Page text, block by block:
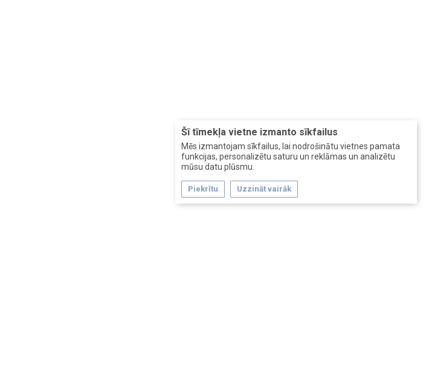
Šī tīmekļa vietne izmanto sīkfailus
Mēs izmantojam sīkfailus, lai nodrošinātu vietnes pamata
funkcijas, personalizētu saturu un reklāmas un analizētu
mūsu datu plūsmu.
Piekrītu Uzzināt vairāk